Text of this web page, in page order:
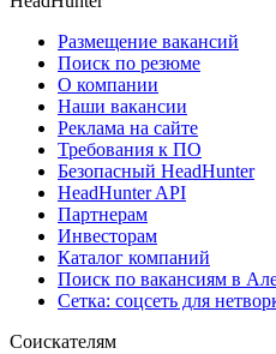
Размещение вакансий
Поиск по резюме
О компании
Наши вакансии
Реклама на сайте
Требования к ПО
Безопасный HeadHunter
HeadHunter API
Партнерам
Инвесторам
Каталог компаний
Поиск по вакансиям в
Сетка: соцсеть для
Соискателям